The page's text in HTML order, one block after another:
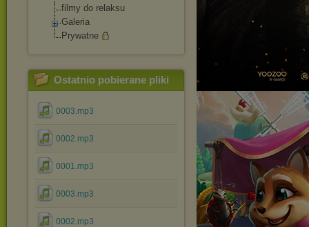
filmy do relaksu
Galeria
Prywatne
Ostatnio pobierane pliki
0003.mp3
0002.mp3
0001.mp3
0003.mp3
0002.mp3